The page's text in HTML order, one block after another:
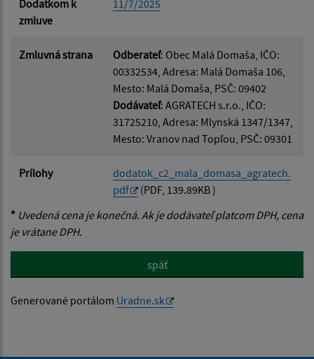
Dodatkom k
zmluve
11/7/2025
Zmluvná strana Odberateľ: Obec Malá Domaša, IČO:
00332534, Adresa: Malá Domaša 106,
Mesto: Malá Domaša, PSČ: 09402
Dodávateľ: AGRATECH s.r.o., IČO:
31725210, Adresa: Mlynská 1347/1347,
Mesto: Vranov nad Topľou, PSČ: 09301
Prílohy
dodatok_c2_mala_domasa_agratech.
pdf
(PDF, 139.89KB )
* Uvedená cena je konečná. Ak je dodávateľ platcom DPH, cena
je vrátane DPH.
späť
Generované portálom Uradne.sk